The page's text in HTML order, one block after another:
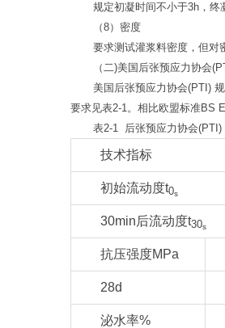
规定初凝时间不小于3h，终
（8）密度
要求测试灌浆料密度，但对
（二)美国后张预应力协会
美国后张预应力协会(PTI)
要求见表2-1。相比欧盟标准BS
表2-1 后张预应力协会(PTI)
技术指标
初始流动度t0s
30min后流动度t30s
抗压强度MPa
28d
泌水率%